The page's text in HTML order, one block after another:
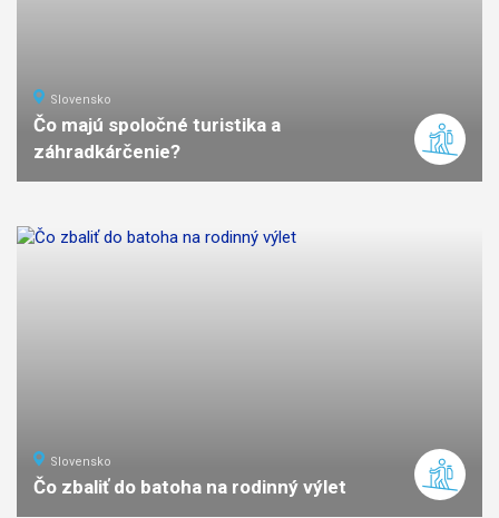
Slovensko
Čo majú spoločné turistika a
záhradkárčenie?
Slovensko
Čo zbaliť do batoha na rodinný výlet